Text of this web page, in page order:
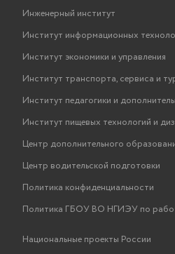
Инженерный институт
Институт информационных
Институт экономики и управления
Институт транспорта, сервиса и
Институт педагогики и
Институт пищевых технологий и
Центр дополнительного
Центр водительской подготовки
Политика конфиденциальности
Политика ГБОУ ВО НГИЭУ по
Национальные проекты России